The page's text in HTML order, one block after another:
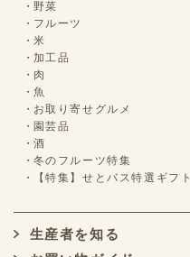
野菜
フルーツ
米
加工品
肉
魚
お取り寄せグルメ
園芸品
酒
冬のフルーツ特集
【特集】せとバス特選ギフト
生産者を知る